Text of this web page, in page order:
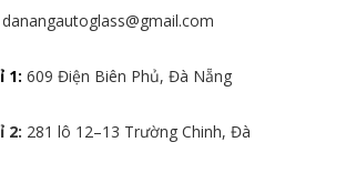
danangautoglass@gmail.com
1: 609 Điện Biên Phủ, Đà Nẵng
2: 281 lô 12–13 Trường Chinh, Đà